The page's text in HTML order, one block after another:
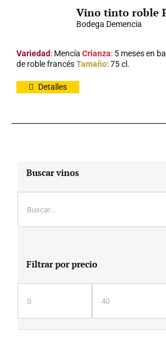
Vino tinto roble
Bodega Demencia
Variedad: MencíaCrianza: 5 meses en
de roble francésTamaño: 75 cl.
Detalles
Buscar vinos
Filtrar por precio
Precio
mínimo
Precio
máximo